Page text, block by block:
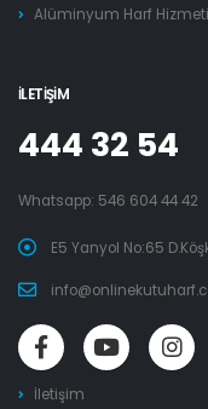
Alüminyum Harf Hizmeti
İLETIŞIM
444 32 54
Whatsapp: 546 604 44 42
E5 Yanyol No:65
İletişim